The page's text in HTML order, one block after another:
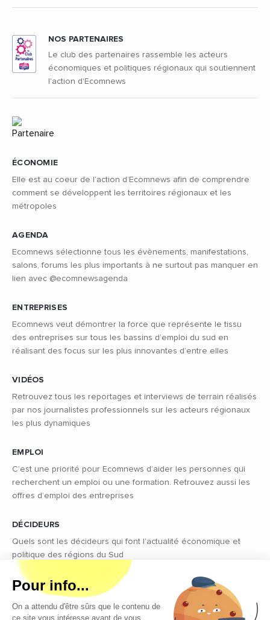
ÉCONOMIE
Elle est au coeur de l’action d’Ecomnews afin de comprendre
comment se développent les territoires régionaux et les
métropoles
AGENDA
Ecomnews sélectionne tous les évènements, manifestations,
salons, forums les plus importants à ne surtout pas manquer en
lien avec @ecomnewsagenda
ENTREPRISES
Ecomnews veut démontrer la force que représente le tissu
des entreprises sur tous les bassins d’emploi du sud en
réalisant des focus sur les plus innovantes d’entre elles
VIDÉOS
Retrouvez tous les reportages et interviews de terrain réalisés
par nos journalistes professionnels sur les acteurs régionaux
les plus dynamiques
EMPLOI
C’est une priorité pour Ecomnews d’aider les personnes qui
recherchent un emploi ou une formation. Retrouvez aussi les
offres d’emploi des entreprises
DÉCIDEURS
Quels sont les décideurs qui font l’actualité économique et
politique des régions du Sud
NOS PARTENAIRES
Le club des partenaires rassemble les acteurs
économiques et politiques régionaux qui soutiennent
l'action d'Ecomnews